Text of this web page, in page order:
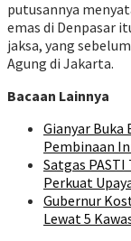
putusannya
emas di Denpasar
jaksa, yang
Agung di Jakarta.
Bacaan Lainnya
Gianyar Buka
Pembinaan
Satgas
Perkuat
Gubernur
Lewat 5